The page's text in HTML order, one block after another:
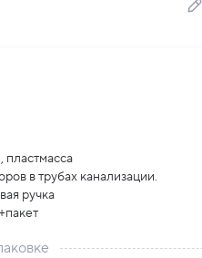
пластмасса
в трубах канализации.
ручка